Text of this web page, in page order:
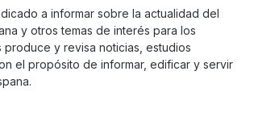
a informar sobre la actualidad del
y otros temas de interés para los
y revisa noticias, estudios
el propósito de informar, edificar y servir